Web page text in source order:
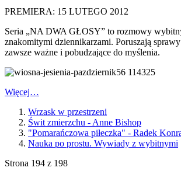
PREMIERA: 15 LUTEGO 2012
Seria „NA DWA GŁOSY” to rozmowy
znakomitymi dziennikarzami. Poruszają
zawsze ważne i pobudzające do myślenia.
Więcej…
Wrzask w przestrzeni
Świt zmierzchu - Anne Bishop
"Pomarańczowa piłeczka" - Radek
Nauka po prostu. Wywiady z wybitnymi
Strona 194 z 198